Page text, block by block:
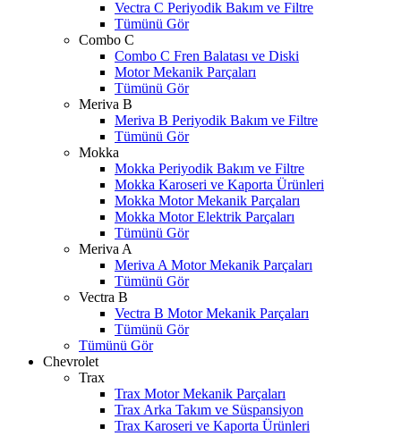
Vectra C Periyodik Bakım ve Filtre
Tümünü Gör
Combo C
Combo C Fren Balatası ve Diski
Motor Mekanik Parçaları
Tümünü Gör
Meriva B
Meriva B Periyodik Bakım ve Filtre
Tümünü Gör
Mokka
Mokka Periyodik Bakım ve Filtre
Mokka Karoseri ve Kaporta Ürünleri
Mokka Motor Mekanik Parçaları
Mokka Motor Elektrik Parçaları
Tümünü Gör
Meriva A
Meriva A Motor Mekanik Parçaları
Tümünü Gör
Vectra B
Vectra B Motor Mekanik Parçaları
Tümünü Gör
Tümünü Gör
Chevrolet
Trax
Trax Motor Mekanik Parçaları
Trax Arka Takım ve Süspansiyon
Trax Karoseri ve Kaporta Ürünleri